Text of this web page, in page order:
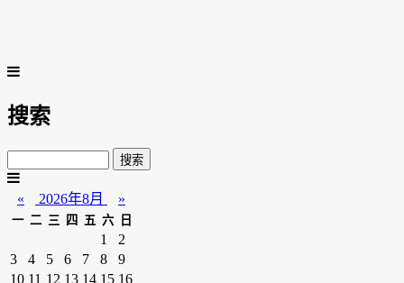
搜索
« 2026年8月 »
一 二 三 四 五 六 日
1
2
3
4 5 6 7 8
9
10 11 12 13 14 15 16